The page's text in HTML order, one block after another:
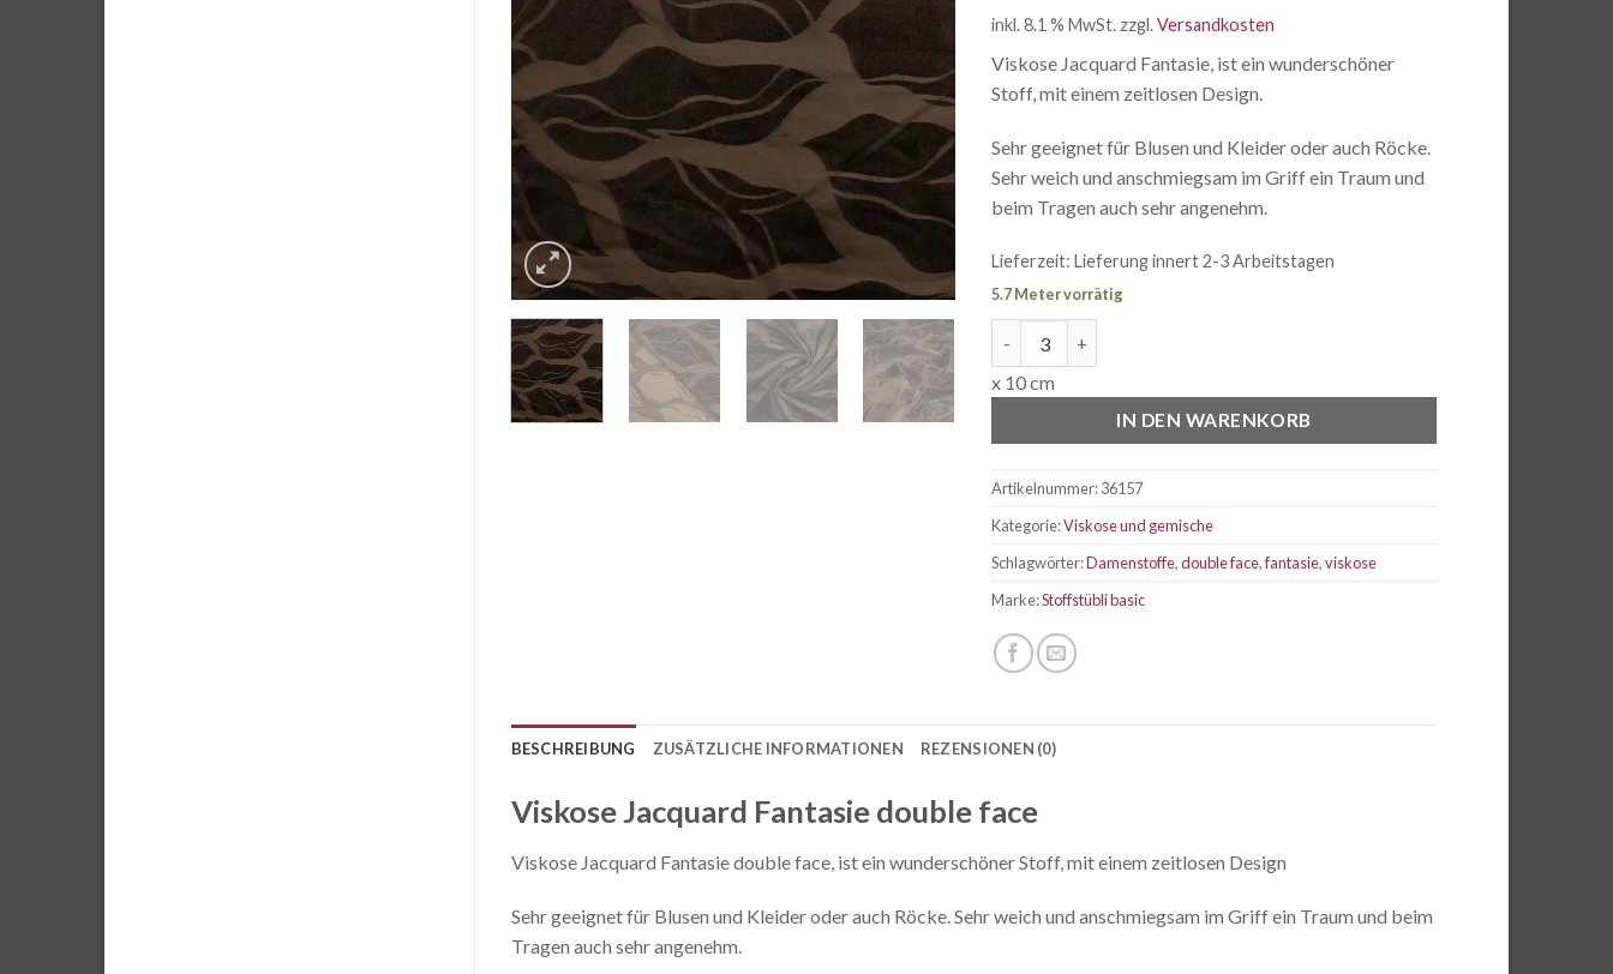
inkl. 8.1 % MwSt. zzgl.Versandkosten
Viskose Jacquard Fantasie, ist ein wunderschöner
Stoff, mit einem zeitlosen Design.
Sehr geeignet für Blusen und Kleider oder auch Röcke.
Sehr weich und anschmiegsam im Griff ein Traum und
beim Tragen auch sehr angenehm.
Lieferzeit:Lieferung innert 2-3 Arbeitstagen
5.7 Meter vorrätig
x 10 cm
IN DEN WARENKORB
Artikelnummer:36157
Kategorie:Viskose und gemische
Schlagwörter:Damenstoffe,double face,fantasie,viskose
Marke:Stoffstübli basic
BESCHREIBUNG ZUSÄTZLICHE INFORMATIONEN REZENSIONEN (0)
Viskose Jacquard Fantasie double face
Viskose Jacquard Fantasie double face, ist ein wunderschöner Stoff, mit einem zeitlosen Design
Sehr geeignet für Blusen und Kleider oder auch Röcke. Sehr weich und anschmiegsam im Griff ein Traum und beim
Tragen auch sehr angenehm.